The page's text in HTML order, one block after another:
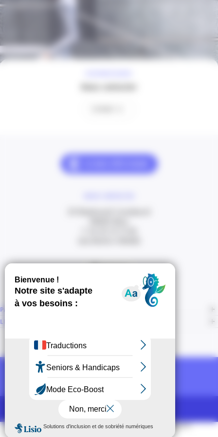
PAGES
LIENS CONNEXES
Recevoir la newsletter CCI
CCI Espace Presse
Mentions légalesAccessibilitéSitemapCGU CGVCPV